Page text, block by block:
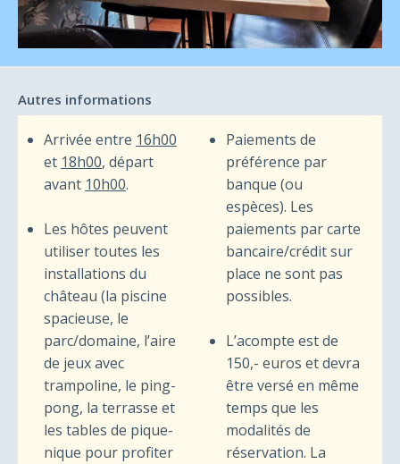
Autres informations
Arrivée entre 16h00
et 18h00, départ
avant 10h00.
Les hôtes peuvent
utiliser toutes les
installations du
château (la piscine
spacieuse, le
parc/domaine, l’aire
de jeux avec
trampoline, le ping-
pong, la terrasse et
les tables de pique-
nique pour profiter
Paiements de
préférence par
banque (ou
espèces). Les
paiements par carte
bancaire/crédit sur
place ne sont pas
possibles.
L’acompte est de
150,- euros et devra
être versé en même
temps que les
modalités de
réservation. La